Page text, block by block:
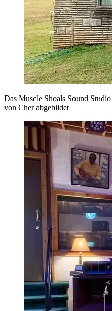
Das Muscle Shoals Sound
von Cher abgebildet